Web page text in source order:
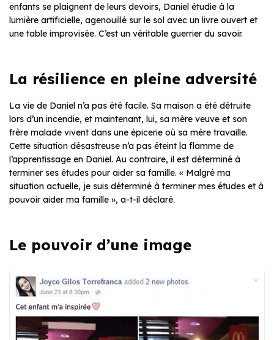
enfants se plaignent de leurs devoirs, Daniel étudie à la
lumière artificielle, agenouillé sur le sol avec un livre ouvert et
une table improvisée. C’est un véritable guerrier du savoir.
La résilience en pleine adversité
La vie de Daniel n’a pas été facile. Sa maison a été détruite
lors d’un incendie, et maintenant, lui, sa mère veuve et son
frère malade vivent dans une épicerie où sa mère travaille.
Cette situation désastreuse n’a pas éteint la flamme de
l’apprentissage en Daniel. Au contraire, il est déterminé à
terminer ses études pour aider sa famille. « Malgré ma
situation actuelle, je suis déterminé à terminer mes études et à
pouvoir aider ma famille », a-t-il déclaré.
Le pouvoir d’une image